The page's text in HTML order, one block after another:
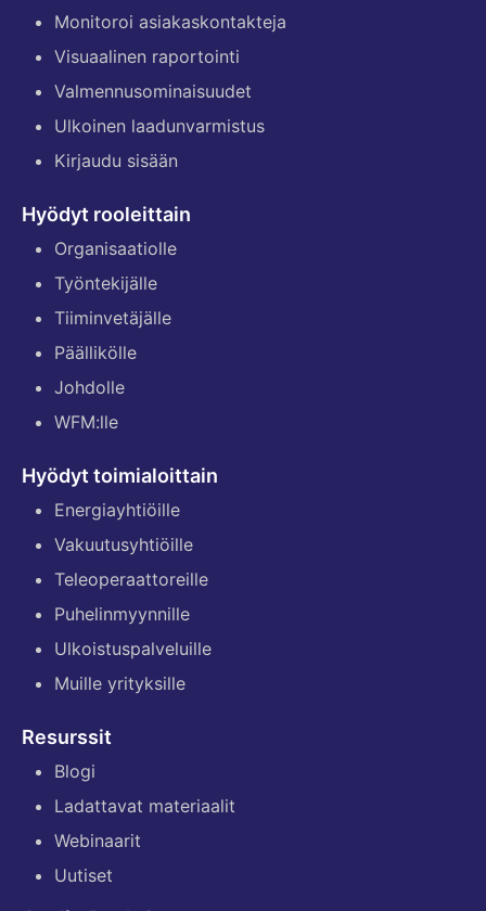
Monitoroi asiakaskontakteja
Visuaalinen raportointi
Valmennusominaisuudet
Ulkoinen laadunvarmistus
Kirjaudu sisään
Hyödyt rooleittain
Organisaatiolle
Työntekijälle
Tiiminvetäjälle
Päällikölle
Johdolle
WFM:lle
Hyödyt toimialoittain
Energiayhtiöille
Vakuutusyhtiöille
Teleoperaattoreille
Puhelinmyynnille
Ulkoistuspalveluille
Muille yrityksille
Resurssit
Blogi
Ladattavat materiaalit
Webinaarit
Uutiset